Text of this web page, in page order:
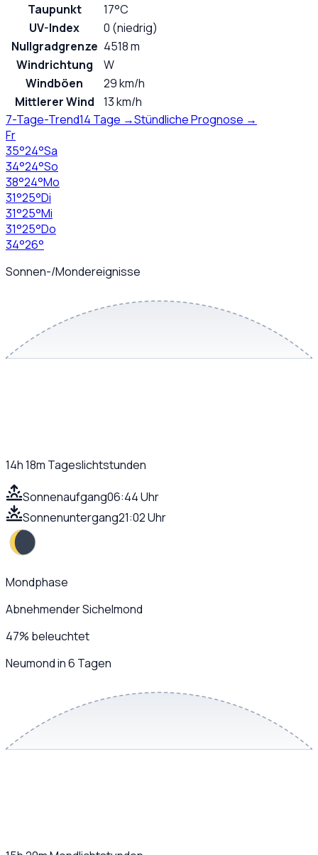
Taupunkt
17°C
UV-Index
0 (niedrig)
Nullgradgrenze 4518 m
Windrichtung
W
Windböen
29 km/h
Mittlerer Wind
13 km/h
7-Tage-Trend14 Tage →Stündliche Prognose →
Fr
35°24°Sa
34°24°So
38°24°Mo
31°25°Di
31°25°Mi
31°25°Do
34°26°
Sonnen-/Mondereignisse
14h 18m Tageslichtstunden
Sonnenaufgang06:44 Uhr
Sonnenuntergang21:02 Uhr
Mondphase
Abnehmender Sichelmond
47% beleuchtet
Neumond in 6 Tagen